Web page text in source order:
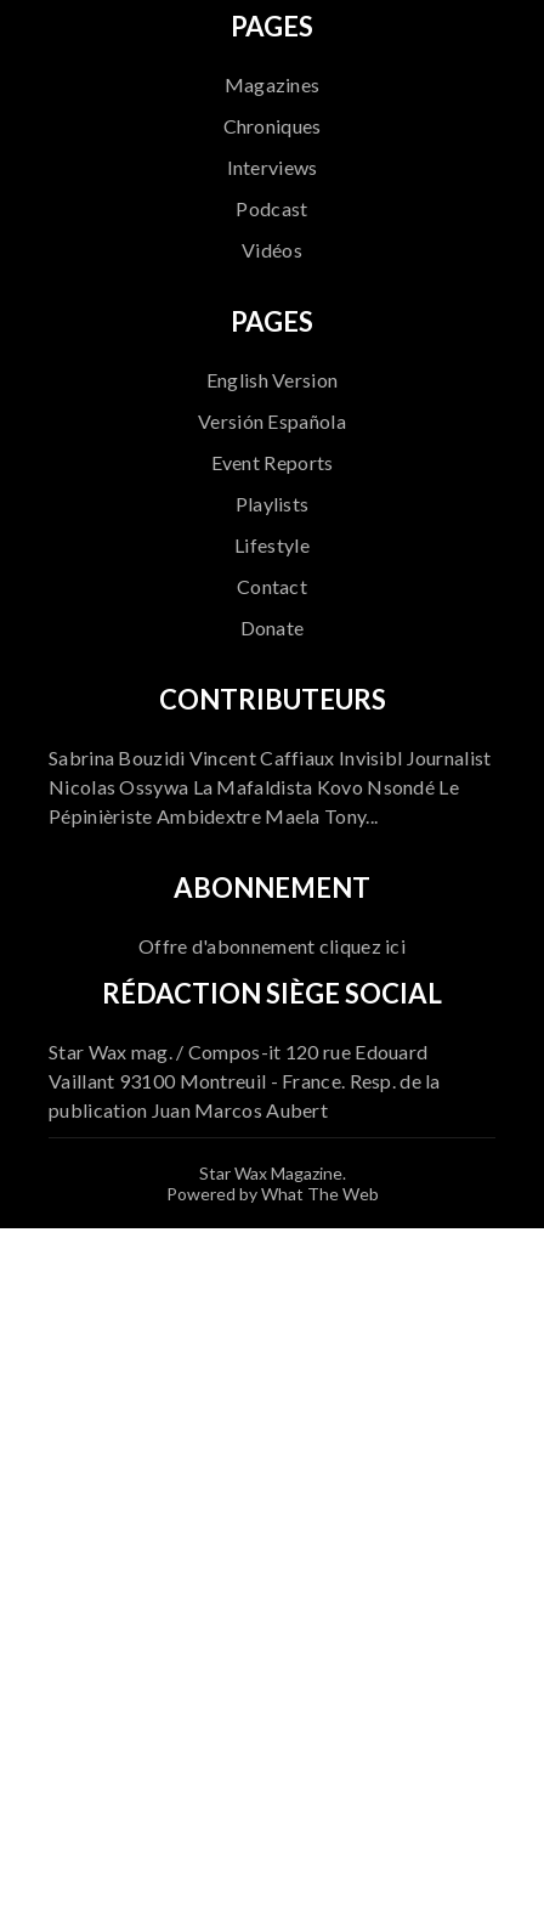
PAGES
Magazines
Chroniques
Interviews
Podcast
Vidéos
PAGES
English Version
Versión Española
Event Reports
Playlists
Lifestyle
Contact
Donate
CONTRIBUTEURS
Sabrina Bouzidi Vincent Caffiaux Invisibl Journalist
Nicolas Ossywa La Mafaldista Kovo Nsondé Le
Pépinièriste Ambidextre Maela Tony...
ABONNEMENT
Offre d'abonnement cliquez ici
RÉDACTION SIÈGE SOCIAL
Star Wax mag. / Compos-it 120 rue Edouard
Vaillant 93100 Montreuil - France. Resp. de la
publication Juan Marcos Aubert
Star Wax Magazine.
Powered by What The Web